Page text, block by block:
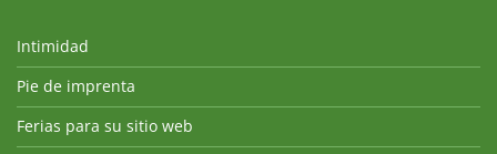
Intimidad
Pie de imprenta
Ferias para su sitio web